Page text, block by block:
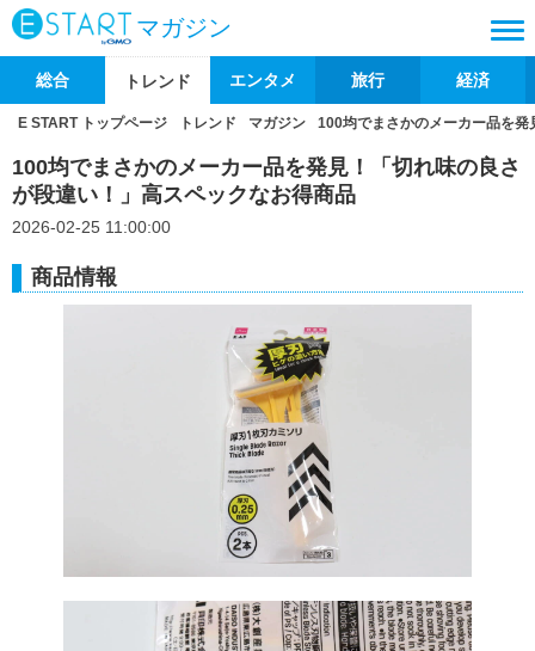
マガジン
総合 トレンド エンタメ 旅行 経済
E START トップページ トレンド マガジン 100均でまさかのメーカー品を
100均でまさかのメーカー品を発見！「切れ味の良さ
が段違い！」高スペックなお得商品
2026-02-25 11:00:00
商品情報